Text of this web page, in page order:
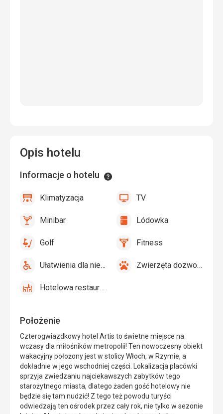
Położenie
Czterogwiazdkowy hotel Artis to świetne miejsce na
wczasy dla miłośników metropolii! Ten nowoczesny obiekt
wakacyjny położony jest w stolicy Włoch, w Rzymie, a
dokładnie w jego wschodniej części. Lokalizacja placówki
sprzyja zwiedzaniu najciekawszych zabytków tego
starożytnego miasta, dlatego żaden gość hotelowy nie
będzie się tam nudzić! Z tego też powodu turyści
odwiedzają ten ośrodek przez cały rok, nie tylko w sezonie
Opis hotelu
Informacje o hotelu Informacje
Klimatyzacja
Klimatyzacja
tak TV TV
tak
Minibar,Minibar
tak LódowkaLódowka
tak
Golf Golf
tak FitnessFitness
tak
Ułatwienia
niepełnosprawnych
Ułatwienia dla niepełnosprawnych
tak
Zwierzęta
Zwierzęta dozwolone
tak
Hotelowa
Hotelowa restauracja
tak